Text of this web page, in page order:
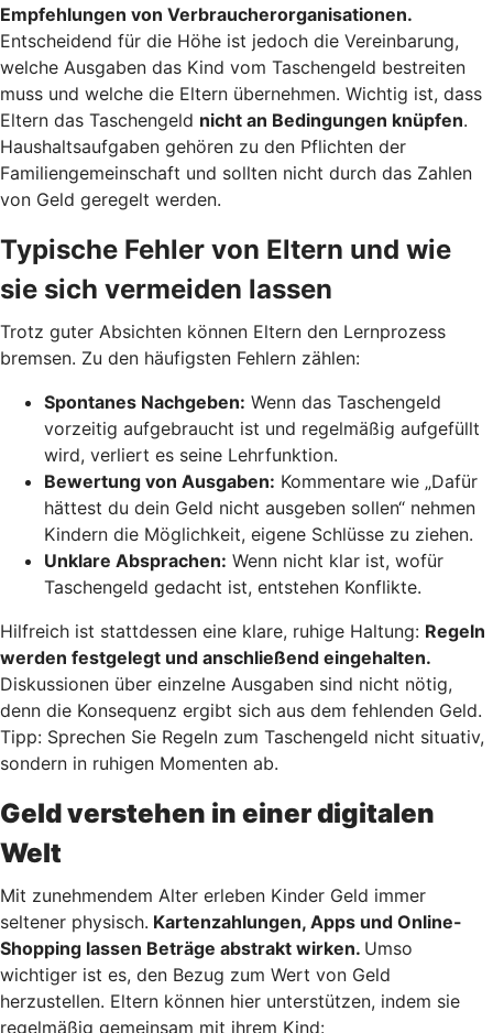
Empfehlungen von Verbraucherorganisationen.
Entscheidend für die Höhe ist jedoch die Vereinbarung,
welche Ausgaben das Kind vom Taschengeld bestreiten
muss und welche die Eltern übernehmen. Wichtig ist, dass
Eltern das Taschengeld nicht an Bedingungen knüpfen.
Haushaltsaufgaben gehören zu den Pflichten der
Familiengemeinschaft und sollten nicht durch das Zahlen
von Geld geregelt werden.
Typische Fehler von Eltern und wie
sie sich vermeiden lassen
Trotz guter Absichten können Eltern den Lernprozess
bremsen. Zu den häufigsten Fehlern zählen:
Spontanes Nachgeben: Wenn das Taschengeld
vorzeitig aufgebraucht ist und regelmäßig aufgefüllt
wird, verliert es seine Lehrfunktion.
Bewertung von Ausgaben: Kommentare wie „Dafür
hättest du dein Geld nicht ausgeben sollen“ nehmen
Kindern die Möglichkeit, eigene Schlüsse zu ziehen.
Unklare Absprachen: Wenn nicht klar ist, wofür
Taschengeld gedacht ist, entstehen Konflikte.
Hilfreich ist stattdessen eine klare, ruhige Haltung: Regeln
werden festgelegt und anschließend eingehalten.
Diskussionen über einzelne Ausgaben sind nicht nötig,
denn die Konsequenz ergibt sich aus dem fehlenden Geld.
Tipp: Sprechen Sie Regeln zum Taschengeld nicht situativ,
sondern in ruhigen Momenten ab.
Geld verstehen in einer digitalen
Welt
Mit zunehmendem Alter erleben Kinder Geld immer
seltener physisch. Kartenzahlungen, Apps und Online-
Shopping lassen Beträge abstrakt wirken. Umso
wichtiger ist es, den Bezug zum Wert von Geld
herzustellen. Eltern können hier unterstützen, indem sie
regelmäßig gemeinsam mit ihrem Kind: